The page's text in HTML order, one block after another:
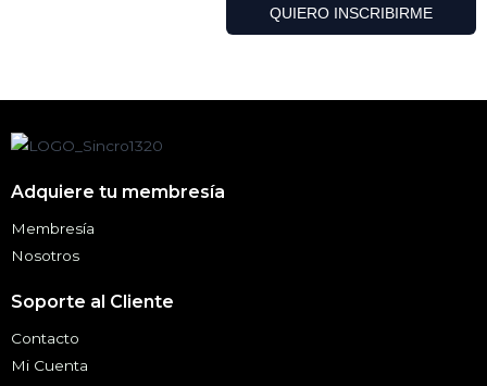
QUIERO INSCRIBIRME
Adquiere tu membresía
Membresía
Nosotros
Soporte al Cliente
Contacto
Mi Cuenta